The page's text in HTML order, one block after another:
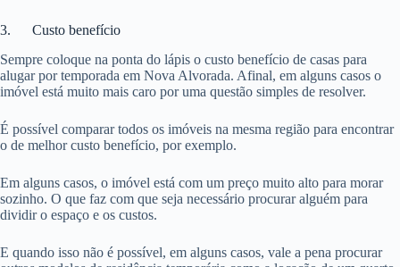
3. Custo benefício
Sempre coloque na ponta do lápis o custo benefício de casas para
alugar por temporada em Nova Alvorada. Afinal, em alguns casos o
imóvel está muito mais caro por uma questão simples de resolver.
É possível comparar todos os imóveis na mesma região para encontrar
o de melhor custo benefício, por exemplo.
Em alguns casos, o imóvel está com um preço muito alto para morar
sozinho. O que faz com que seja necessário procurar alguém para
dividir o espaço e os custos.
E quando isso não é possível, em alguns casos, vale a pena procurar